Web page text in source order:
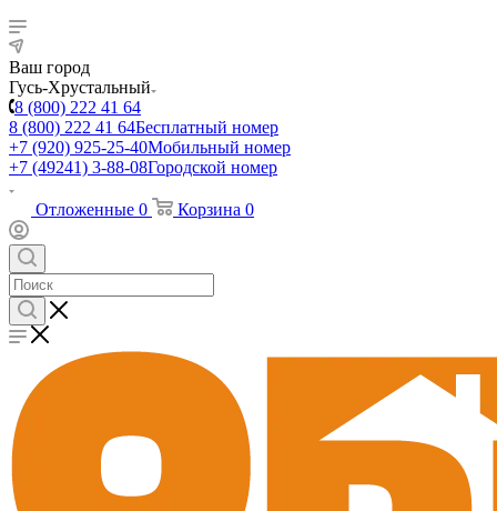
Ваш город
Гусь-Хрустальный
8 (800) 222 41 64
8 (800) 222 41 64Бесплатный номер
+7 (920) 925-25-40Мобильный номер
+7 (49241) 3-88-08Городской номер
Отложенные 0 Корзина 0